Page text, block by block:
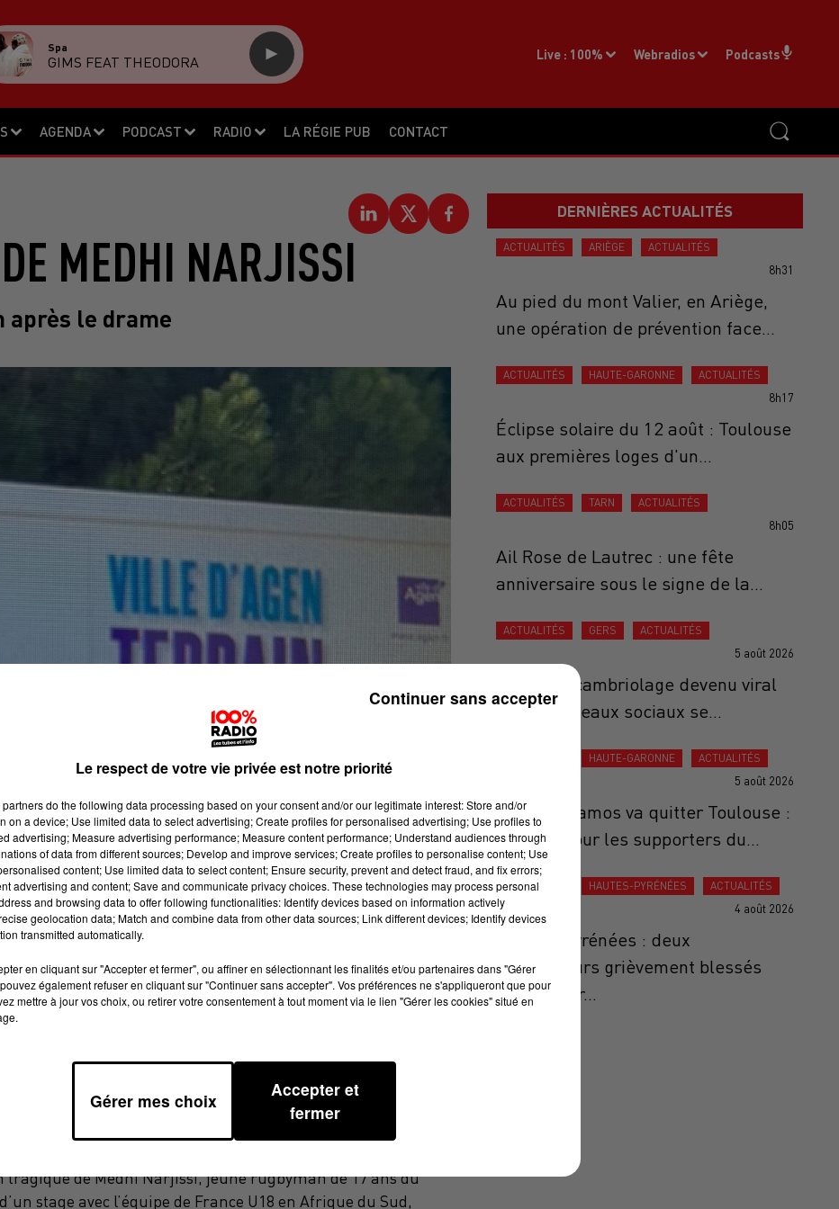
AGENDA PODCAST RADIO LA RÉGIE PUB CONTACT
Live : 100% Webradios Podcasts
Spa
GIMS FEAT THEODORA
MEDHI NARJISSI
après le drame
tragique de Medhi Narjissi, jeune rugbyman de 17 ans du
stage avec l’équipe de France U18 en Afrique du Sud,
DERNIÈRES ACTUALITÉS
ACTUALITÉS ARIÈGE ACTUALITÉS
8h31
Au pied du mont Valier, en Ariège,
une opération de prévention face...
ACTUALITÉS HAUTE-GARONNE ACTUALITÉS
8h17
Éclipse solaire du 12 août : Toulouse
aux premières loges d'un...
ACTUALITÉS TARN ACTUALITÉS
8h05
Ail Rose de Lautrec : une fête
anniversaire sous le signe de la...
ACTUALITÉS GERS ACTUALITÉS
5 août 2026
Gers : Le cambriolage devenu viral
sur les réseaux sociaux se...
HAUTE-GARONNE ACTUALITÉS
5 août 2026
Thomas Ramos va quitter Toulouse :
un choc pour les supporters du...
ACTUALITÉS HAUTES-PYRÉNÉES ACTUALITÉS
4 août 2026
Hautes-Pyrénées : deux
randonneurs grièvement blessés
après avoir...
Le respect de votre vie privée est notre priorité
do the following data processing based on your consent and/or our legitimate interest: Store and/or
on a device; Use limited data to select advertising; Create profiles for personalised advertising; Use profiles to
advertising; Measure advertising performance; Measure content performance; Understand audiences through
of data from different sources; Develop and improve services; Create profiles to personalise content; Use
content; Use limited data to select content; Ensure security, prevent and detect fraud, and fix errors;
advertising and content; Save and communicate privacy choices. These technologies may process personal
and browsing data to offer following functionalities: Identify devices based on information actively
geolocation data; Match and combine data from other data sources; Link different devices; Identify devices
transmitted automatically.
en cliquant sur "Accepter et fermer", ou affiner en sélectionnant les finalités et/ou partenaires dans "Gérer
également refuser en cliquant sur "Continuer sans accepter". Vos préférences ne s'appliqueront que pour
mettre à jour vos choix, ou retirer votre consentement à tout moment via le lien "Gérer les cookies" situé en
Gérer mes choix
Accepter et
fermer
Continuer sans accepter